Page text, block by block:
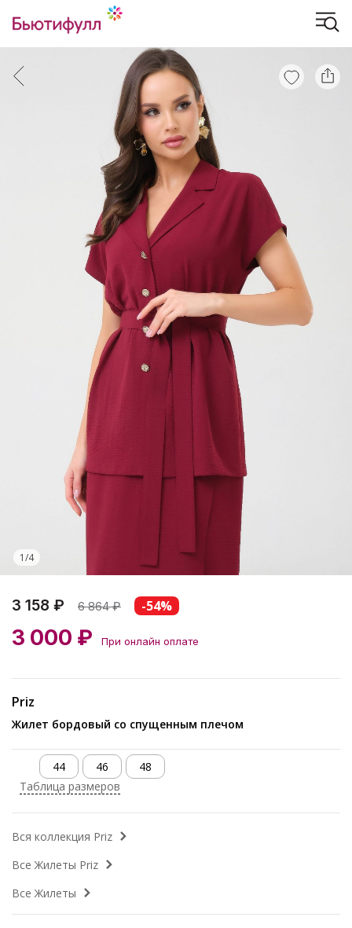
1/4
3 158 ₽ 6 864₽ -54%
3 000 ₽ При онлайн оплате
Priz
Жилет бордовый со спущенным плечом
44 46
48
Таблица размеров
Вся коллекция Priz
Все Жилеты Priz
Все Жилеты